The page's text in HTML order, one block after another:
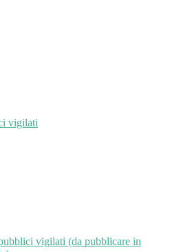
vigilati
vigilati (da pubblicare in